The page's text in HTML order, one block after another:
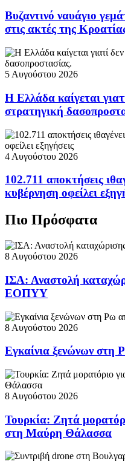
Βυζαντινό ναυάγιο
στις ακτές της
5 Αυγούστου 2026
Η Ελλάδα καίγεται
στρατηγική
4 Αυγούστου 2026
102.711 αποκτήσεις
κυβέρνηση οφείλει
Πιο Πρόσφατα
8 Αυγούστου 2026
ΙΣΑ: Αναστολή
ΕΟΠΥΥ
8 Αυγούστου 2026
Εγκαίνια ξενώνων
8 Αυγούστου 2026
Τουρκία: Ζητά
στη Μαύρη Θάλασσα